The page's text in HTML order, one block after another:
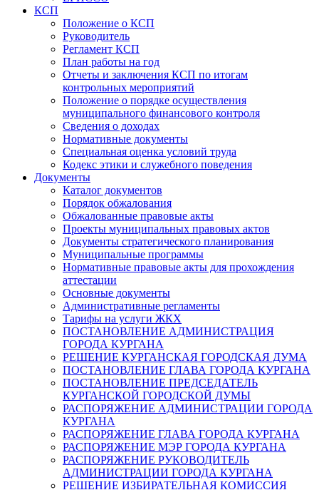
КСП
Положение о КСП
Руководитель
Регламент КСП
План работы на год
Отчеты и заключения КСП по итогам
контрольных мероприятий
Положение о порядке осуществления
муниципального финансового контроля
Сведения о доходах
Нормативные документы
Специальная оценка условий труда
Кодекс этики и служебного поведения
Документы
Каталог документов
Порядок обжалования
Обжалованные правовые акты
Проекты муниципальных правовых актов
Документы стратегического планирования
Муниципальные программы
Нормативные правовые акты для прохождения
аттестации
Основные документы
Административные регламенты
Тарифы на услуги ЖКХ
ПОСТАНОВЛЕНИЕ АДМИНИСТРАЦИЯ
ГОРОДА КУРГАНА
РЕШЕНИЕ КУРГАНСКАЯ ГОРОДСКАЯ ДУМА
ПОСТАНОВЛЕНИЕ ГЛАВА ГОРОДА КУРГАНА
ПОСТАНОВЛЕНИЕ ПРЕДСЕДАТЕЛЬ
КУРГАНСКОЙ ГОРОДСКОЙ ДУМЫ
РАСПОРЯЖЕНИЕ АДМИНИСТРАЦИИ ГОРОДА
КУРГАНА
РАСПОРЯЖЕНИЕ ГЛАВА ГОРОДА КУРГАНА
РАСПОРЯЖЕНИЕ МЭР ГОРОДА КУРГАНА
РАСПОРЯЖЕНИЕ РУКОВОДИТЕЛЬ
АДМИНИСТРАЦИИ ГОРОДА КУРГАНА
РЕШЕНИЕ ИЗБИРАТЕЛЬНАЯ КОМИССИЯ